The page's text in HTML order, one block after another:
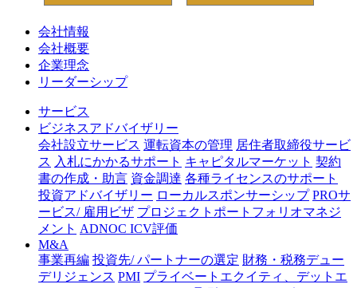
会社情報
会社概要
企業理念
リーダーシップ
サービス
ビジネスアドバイザリー
会社設立サービス 運転資本の管理 居住者取締役サービ
ス 入札にかかるサポート キャピタルマーケット 契約
書の作成・助言 資金調達 各種ライセンスのサポート
投資アドバイザリー ローカルスポンサーシップ PROサ
ービス/ 雇用ビザ プロジェクトポートフォリオマネジ
メント ADNOC ICV評価
M&A
事業再編 投資先/ パートナーの選定 財務・税務デュー
デリジェンス PMI プライベートエクイティ、デットエ